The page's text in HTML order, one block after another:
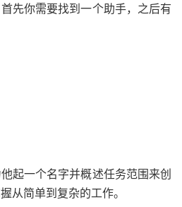
先你需要找到一个助手，之后有
起一个名字并概述任务范围来创
从简单到复杂的工作。